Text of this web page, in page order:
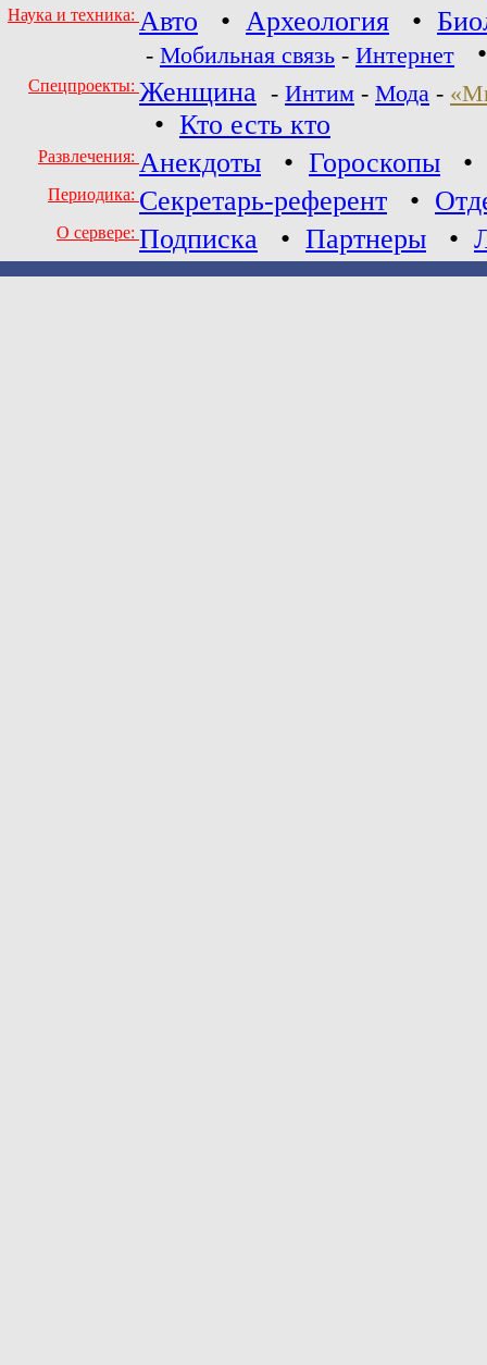
Наука и техника: Авто • Археология •
- Мобильная связь - Интернет
Спецпроекты: Женщина - Интим - Мода -
• Кто есть кто
Развлечения: Анекдоты • Гороскопы •
Периодика: Секретарь-референт •
О сервере: Подписка • Партнеры •